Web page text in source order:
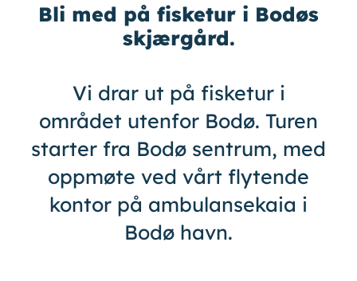
Bli med på fisketur i Bodøs
skjærgård.
Vi drar ut på fisketur i
området utenfor Bodø. Turen
starter fra Bodø sentrum, med
oppmøte ved vårt flytende
kontor på ambulansekaia i
Bodø havn.